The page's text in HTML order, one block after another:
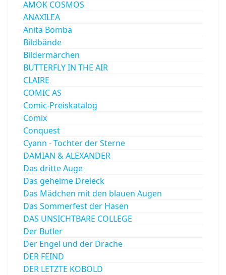
AMOK COSMOS
ANAXILEA
Anita Bomba
Bildbände
Bildermärchen
BUTTERFLY IN THE AIR
CLAIRE
COMIC AS
Comic-Preiskatalog
Comix
Conquest
Cyann - Tochter der Sterne
DAMIAN & ALEXANDER
Das dritte Auge
Das geheime Dreieck
Das Mädchen mit den blauen Augen
Das Sommerfest der Hasen
DAS UNSICHTBARE COLLEGE
Der Butler
Der Engel und der Drache
DER FEIND
DER LETZTE KOBOLD